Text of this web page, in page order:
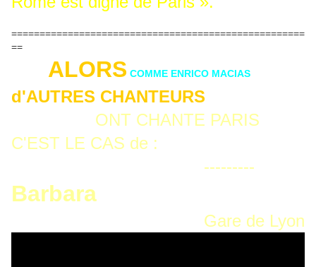
====================================================
==
ALORS COMME ENRICO MACIAS
d'AUTRES CHANTEURS
ONT CHANTE PARIS
C'EST LE CAS de :
---------
Barbara
Gare de Lyon